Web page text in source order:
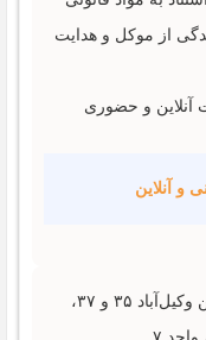
از موکل و هدایت
و حضوری
و آنلاین
مشهد، وکیل‌آباد، بلوار وکیل‌آباد، بین وکیل‌آباد ۳۵ و ۳۷،